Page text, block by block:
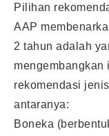
Pilihan
AAP
2 tahun adalah
mengembangkan
rekomendasi
antaranya:
Boneka